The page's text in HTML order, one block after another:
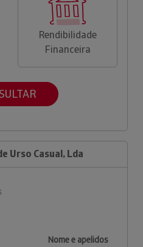
Rendibilidade
Financeira
Urso Casual, Lda
Nome e apelidos